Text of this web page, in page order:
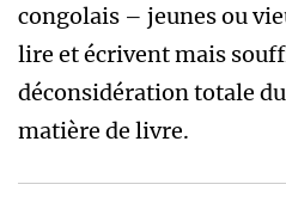
congolais – jeunes ou
lire et écrivent mais
déconsidération totale
matière de livre.